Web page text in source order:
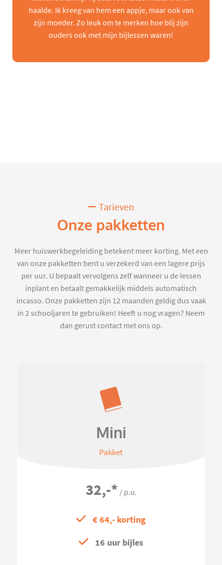
haalde. Ik kreeg van hem een appje, maar ook van
zijn moeder. Zo leuk om te merken hoe blij zijn
ouders ook met mijn bijlessen waren!
Tarieven
Onze pakketten
Meer huiswerkbegeleiding betekent meer korting. Met een
van onze pakketten bent u verzekerd van een lagere prijs
per uur. U bepaalt vervolgens zelf wanneer u de lessen
inplant en betaalt gemakkelijk middels automatisch
incasso. Onze pakketten zijn 12 maanden geldig dus vaak
in 2 schooljaren te gebruiken! Heeft u nog vragen? Neem
dan gerust contact met ons op.
Mini
Pakket
32,-* / p.u.
€ 64,- korting
16 uur bijles